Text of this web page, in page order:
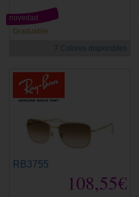
Graduable
novedad
7 Colores disponibles
RB3755
108,55€